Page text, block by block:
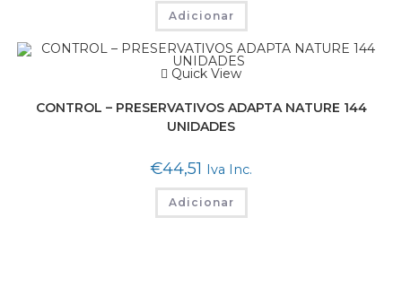
Adicionar
Quick View
CONTROL – PRESERVATIVOS ADAPTA NATURE 144
UNIDADES
€44,51 Iva Inc.
Adicionar